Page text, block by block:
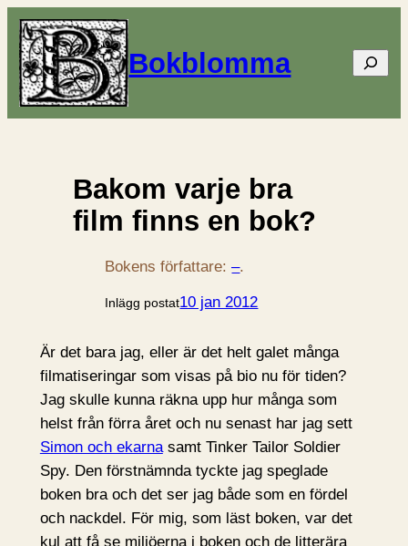
Bokblomma Sök
Bakom varje bra
film finns en bok?
Bokens författare:–.
Inlägg postat10 jan 2012
Är det bara jag, eller är det helt galet många
filmatiseringar som visas på bio nu för tiden?
Jag skulle kunna räkna upp hur många som
helst från förra året och nu senast har jag sett
Simon och ekarnasamt Tinker Tailor Soldier
Spy. Den förstnämnda tyckte jag speglade
boken bra och det ser jag både som en fördel
och nackdel. För mig, som läst boken, var det
kul att få se miljöerna i boken och de litterära